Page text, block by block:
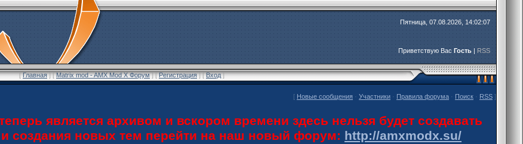
Пятница, 07.08.2026, 14:02:07
Приветствую Вас Гость|RSS
[Главная] [Matrix mod - AMX Mod X Форум] [Регистрация] [Вход]
[ Новые сообщения · Участники · Правила форума · Поиск · RSS ]
является архивом и вскором времени здесь нельзя будет создавать
создания новых тем перейти на наш новый форум: http://amxmodx.su/